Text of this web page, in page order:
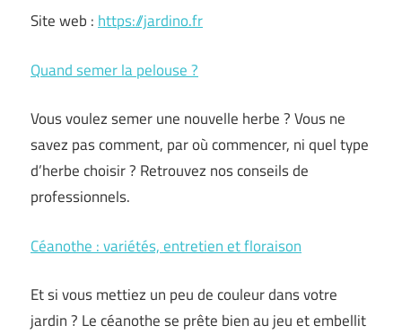
Site web : https://jardino.fr
Quand semer la pelouse ?
Vous voulez semer une nouvelle herbe ? Vous ne
savez pas comment, par où commencer, ni quel type
d’herbe choisir ? Retrouvez nos conseils de
professionnels.
Céanothe : variétés, entretien et floraison
Et si vous mettiez un peu de couleur dans votre
jardin ? Le céanothe se prête bien au jeu et embellit